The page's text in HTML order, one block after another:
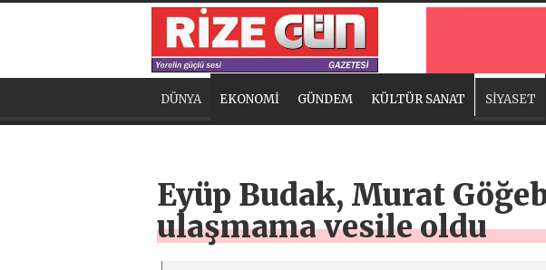
DÜNYA EKONOMİ GÜNDEM KÜLTÜR SANAT SİYASET
Eyüp Budak, Murat
ulaşmama vesile oldu